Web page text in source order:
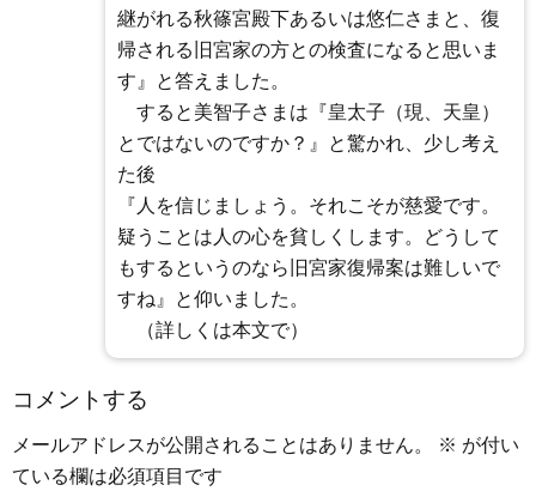
継がれる秋篠宮殿下あるいは悠仁さまと、復
帰される旧宮家の方との検査になると思いま
す』と答えました。
すると美智子さまは『皇太子（現、天皇）
とではないのですか？』と驚かれ、少し考え
た後
『人を信じましょう。それこそが慈愛です。
疑うことは人の心を貧しくします。どうして
もするというのなら旧宮家復帰案は難しいで
すね』と仰いました。
（詳しくは本文で）
コメントする
メールアドレスが公開されることはありません。 ※ が付い
ている欄は必須項目です